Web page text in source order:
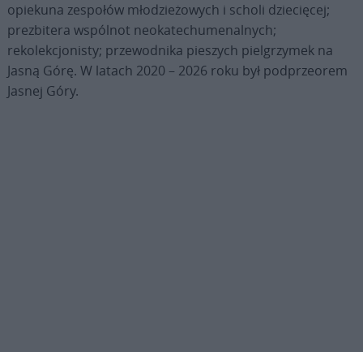
opiekuna zespołów młodzieżowych i scholi dziecięcej;
prezbitera wspólnot neokatechumenalnych;
rekolekcjonisty; przewodnika pieszych pielgrzymek na
Jasną Górę. W latach 2020 – 2026 roku był podprzeorem
Jasnej Góry.